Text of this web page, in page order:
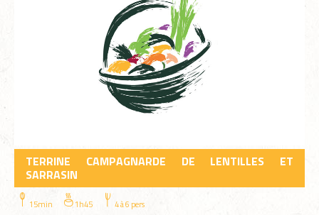
TERRINE CAMPAGNARDE DE LENTILLES ET
SARRASIN
15min 1h45 4 à 6 pers